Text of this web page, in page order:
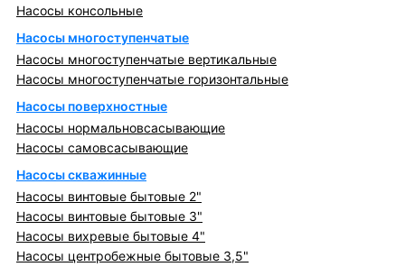
Насосы консольные
Насосы многоступенчатые
Насосы многоступенчатые вертикальные
Насосы многоступенчатые горизонтальные
Насосы поверхностные
Насосы нормальновсасывающие
Насосы самовсасывающие
Насосы скважинные
Насосы винтовые бытовые 2"
Насосы винтовые бытовые 3"
Насосы вихревые бытовые 4"
Насосы центробежные бытовые 3,5"